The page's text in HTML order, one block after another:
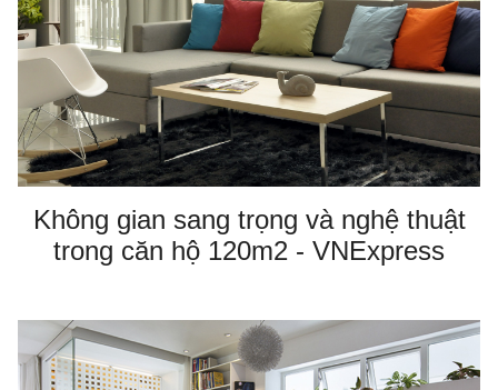
Không gian sang trọng và nghệ thuật
trong căn hộ 120m2 - VNExpress